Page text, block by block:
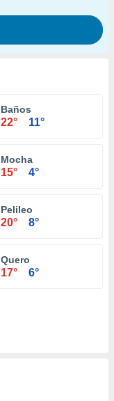
Baños
22° 11°
Mocha
15° 4°
Pelileo
20° 8°
Quero
17° 6°